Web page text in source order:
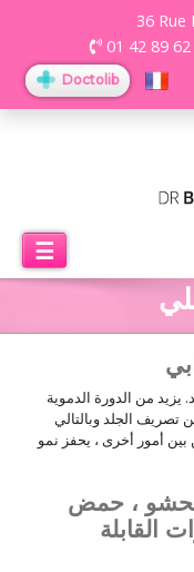
36 Rue
01 42 89
Doctolib
☰
يزيد من الدورة الدموية
تصريف الجلد وبالتالي
أمور أخرى ، يحفز نمو
الحشو ، حمض
القابلة